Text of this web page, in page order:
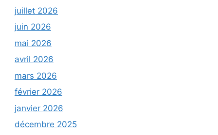
juillet 2026
juin 2026
mai 2026
avril 2026
mars 2026
février 2026
janvier 2026
décembre 2025